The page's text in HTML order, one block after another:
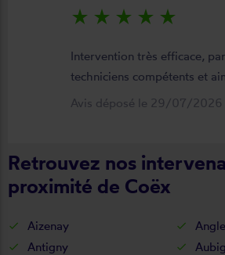
star_rate star_rate star_rate star_rate star_rate
Intervention très efficace,
techniciens compétents et
Avis déposé le 29/07/2026
Retrouvez nos
proximité de Coëx
Aizenay
Antigny